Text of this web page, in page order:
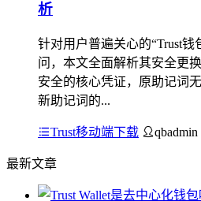
析
针对用户普遍关心的“Trust
问，本文全面解析其安全更
安全的核心凭证，原助记词
新助记词的...
Trust移动端下载 qbadmin
最新文章